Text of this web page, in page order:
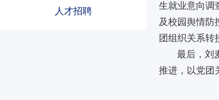
人才招聘
生就业意向调
及校园舆情防
团组织关系转
最后，刘
推进，以党团